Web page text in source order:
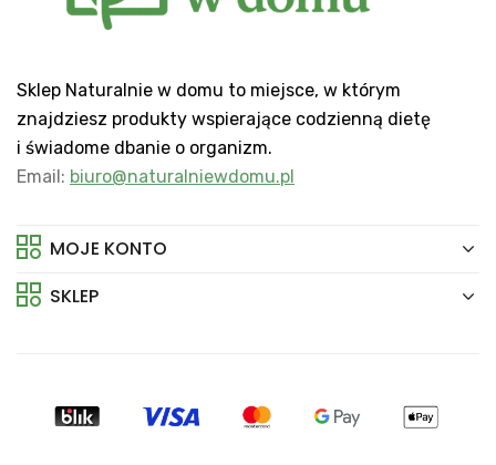
Sklep Naturalnie w domu to miejsce, w którym
znajdziesz produkty wspierające codzienną dietę
i świadome dbanie o organizm.
Email: biuro@naturalniewdomu.pl
MOJE KONTO
SKLEP